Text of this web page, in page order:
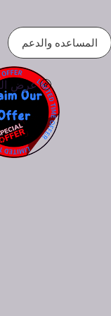
المساعده والدعم
عرض